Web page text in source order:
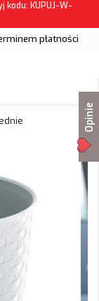
kodu: KUPUJ-W-
płatności
Opinie